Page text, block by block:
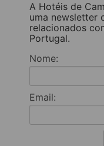
A Hotéis de
uma newsletter
relacionados
Portugal.
Nome:
Email: